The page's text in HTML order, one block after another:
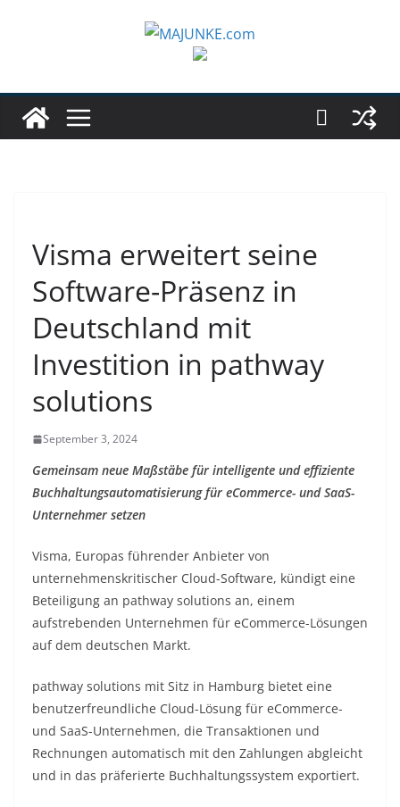
Visma erweitert seine
Software-Präsenz in
Deutschland mit
Investition in pathway
solutions
September 3, 2024
Gemeinsam neue Maßstäbe für intelligente und effiziente
Buchhaltungsautomatisierung für eCommerce- und SaaS-
Unternehmer setzen
Visma, Europas führender Anbieter von
unternehmenskritischer Cloud-Software, kündigt eine
Beteiligung an pathway solutions an, einem
aufstrebenden Unternehmen für eCommerce-Lösungen
auf dem deutschen Markt.
pathway solutions mit Sitz in Hamburg bietet eine
benutzerfreundliche Cloud-Lösung für eCommerce-
und SaaS-Unternehmen, die Transaktionen und
Rechnungen automatisch mit den Zahlungen abgleicht
und in das präferierte Buchhaltungssystem exportiert.